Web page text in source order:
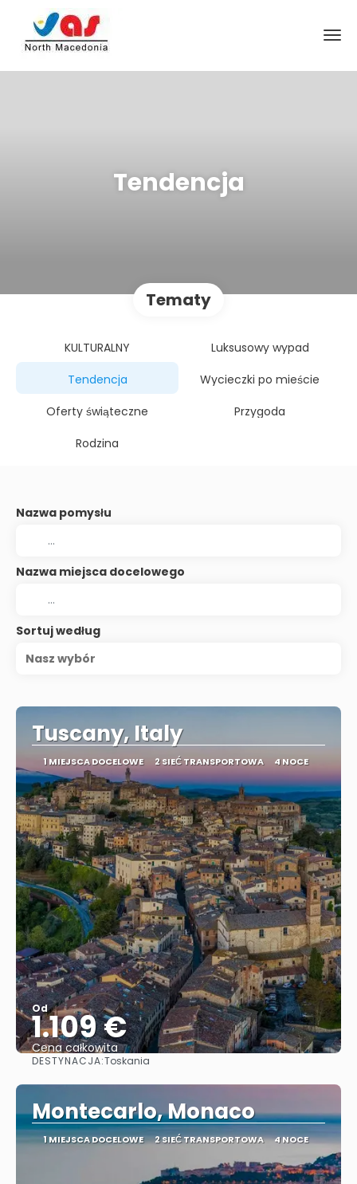
Tendencja
Tematy
KULTURALNY
Luksusowy wypad
Tendencja
Wycieczki po mieście
Oferty świąteczne
Przygoda
Rodzina
Nazwa pomysłu
Nazwa miejsca docelowego
Sortuj według
Nasz wybór
Tuscany, Italy
1 MIEJSCA DOCELOWE 2 SIEĆ TRANSPORTOWA 4 NOCE
Od
1.109 €
Cena całkowita
DESTYNACJA:Toskania
Montecarlo, Monaco
1 MIEJSCA DOCELOWE 2 SIEĆ TRANSPORTOWA 4 NOCE